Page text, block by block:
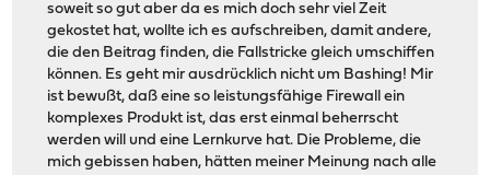
soweit so gut aber da es mich doch sehr viel Zeit
gekostet hat, wollte ich es aufschreiben, damit andere,
die den Beitrag finden, die Fallstricke gleich umschiffen
können. Es geht mir ausdrücklich nicht um Bashing! Mir
ist bewußt, daß eine so leistungsfähige Firewall ein
komplexes Produkt ist, das erst einmal beherrscht
werden will und eine Lernkurve hat. Die Probleme, die
mich gebissen haben, hätten meiner Meinung nach alle